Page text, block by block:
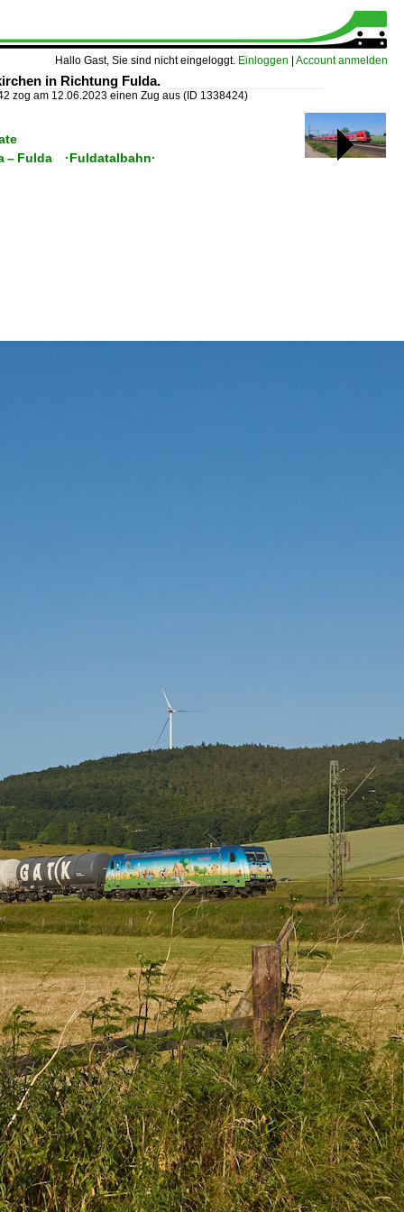
Hallo Gast, Sie sind nicht eingeloggt. Einloggen Account anmelden
in Richtung Fulda.
zog am 12.06.2023 einen Zug aus (ID 1338424)
– Fulda ·Fuldatalbahn·